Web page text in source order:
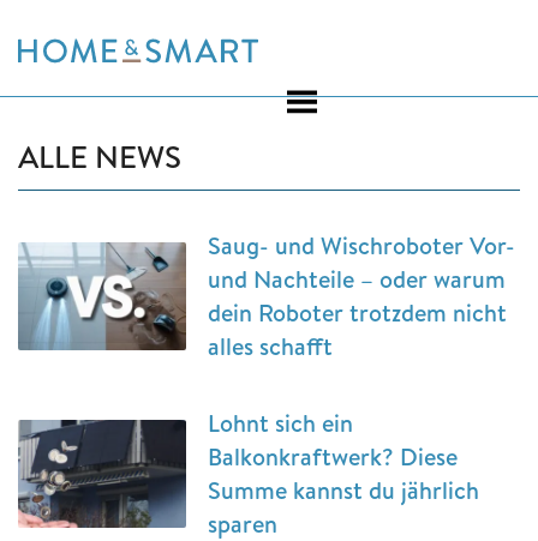
to
ALLE NEWS
Saug- und Wischroboter Vor-
und Nachteile – oder warum
dein Roboter trotzdem nicht
alles schafft
Lohnt sich ein
Balkonkraftwerk? Diese
Summe kannst du jährlich
sparen